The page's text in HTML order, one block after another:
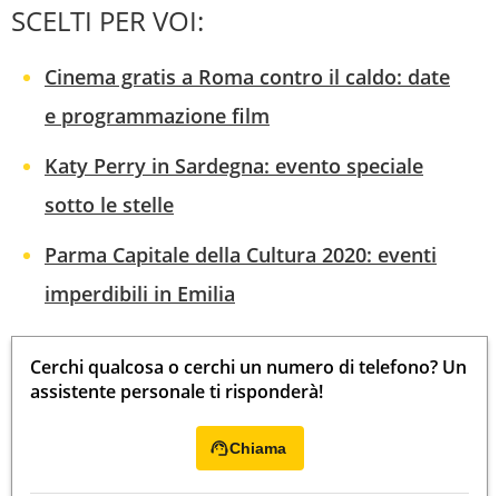
SCELTI PER VOI:
Cinema gratis a Roma contro il caldo: date
e programmazione film
Katy Perry in Sardegna: evento speciale
sotto le stelle
Parma Capitale della Cultura 2020: eventi
imperdibili in Emilia
Cerchi qualcosa o cerchi un numero di telefono? Un
assistente personale ti risponderà!
Chiama